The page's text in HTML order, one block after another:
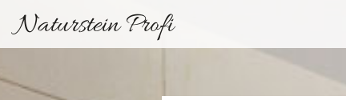
Naturstein Profi